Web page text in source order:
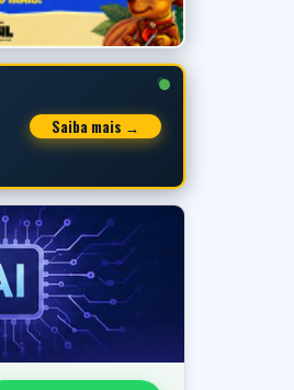
Saiba mais →